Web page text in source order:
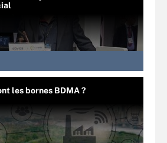
les bornes BDMA ?